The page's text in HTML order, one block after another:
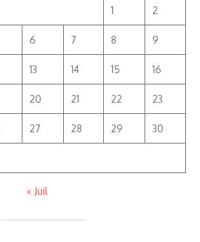
1 2
6 7 8 9
13 14 15 16
20 21 22 23
27 28 29 30
« Juil